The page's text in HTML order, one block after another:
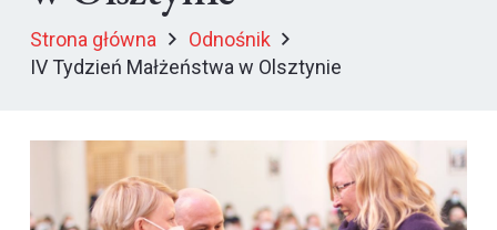
Strona główna
Odnośnik
IV Tydzień Małżeństwa w Olsztynie